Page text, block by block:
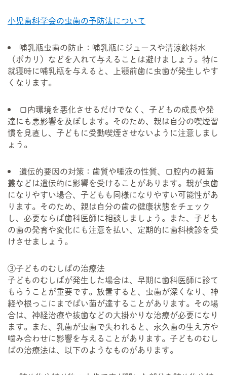
小児歯科学会の虫歯の予防法について
哺乳瓶虫歯の防止：哺乳瓶にジュースや清涼飲料水
（ポカリ）などを入れて与えることは避けましょう。特に
就寝時に哺乳瓶を与えると、上顎前歯に虫歯が発生しやす
くなります。
口内環境を悪化させるだけでなく、子どもの成長や発
達にも悪影響を及ぼします。そのため、親は自分の喫煙習
慣を見直し、子どもに受動喫煙させないように注意しまし
ょう。
遺伝的要因の対策：歯質や唾液の性質、口腔内の細菌
叢などは遺伝的に影響を受けることがあります。親が虫歯
になりやすい場合、子どもも同様になりやすい可能性があ
ります。そのため、親は自分の歯の健康状態をチェック
し、必要ならば歯科医師に相談しましょう。また、子ども
の歯の発育や変化にも注意を払い、定期的に歯科検診を受
けさせましょう。
③子どものむしばの治療法
子どものむしばが発生した場合は、早期に歯科医師に診て
もらうことが重要です。放置すると、虫歯が深くなり、神
経や根っこにまでばい菌が達することがあります。その場
合は、神経治療や抜歯などの大掛かりな治療が必要になり
ます。また、乳歯が虫歯で失われると、永久歯の生え方や
噛み合わせに影響を与えることがあります。子どものむし
ばの治療法は、以下のようなものがあります。